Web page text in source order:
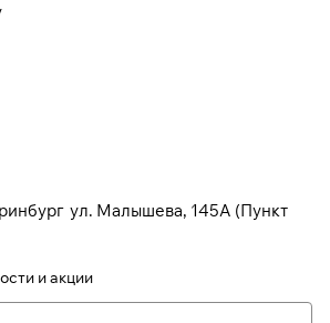
ул. Малышева, 145А (Пункт
и акции